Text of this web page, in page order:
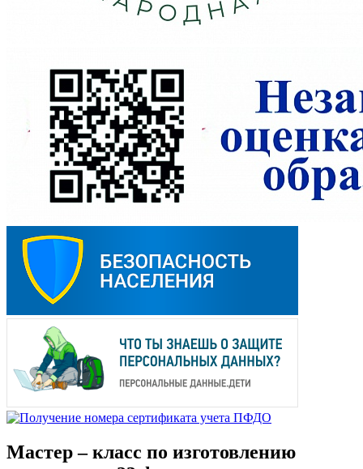
Мастер – класс по изготовлению